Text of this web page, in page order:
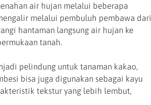
air hujan melalui beberapa
melalui pembuluh pembawa dari
hantaman langsung air hujan ke
tanah.
pelindung untuk tanaman kakao,
bisa juga digunakan sebagai kayu
tekstur yang lebih lembut,